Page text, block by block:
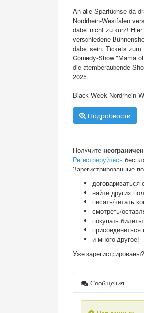
An alle Sparfüchse da
Nordrhein-Westfalen
dabei nicht zu kurz!
verschiedene
dabei sein. Tickets zum
Comedy-Show "Mama
die atemberaubende
2025.
Black Week Nordrhein-
Подробности
Получите
Регистрируйтесь
Зарегистрированные
договариваться
найти других
писать/читать
смотреть/
покупать билеты
и много другое!
Уже зарегистрированы?
Сообщения